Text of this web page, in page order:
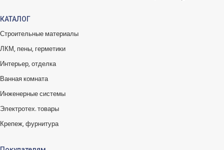
КАТАЛОГ
Строительные материалы
ЛКМ, пены, герметики
Интерьер, отделка
Ванная комната
Инженерные системы
Электротех. товары
Крепеж, фурнитура